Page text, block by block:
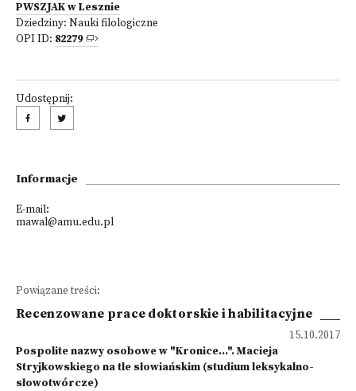
PWSZJAK w Lesznie
Dziedziny: Nauki filologiczne
OPI ID: 82279
Udostępnij:
Informacje
E-mail:
mawal@amu.edu.pl
Powiązane treści:
Recenzowane prace doktorskie i habilitacyjne
15.10.2017
Pospolite nazwy osobowe w "Kronice…". Macieja
Stryjkowskiego na tle słowiańskim (studium leksykalno-
słowotwórcze)